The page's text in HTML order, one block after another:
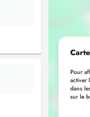
Carte
Pour
activer
dans
sur le